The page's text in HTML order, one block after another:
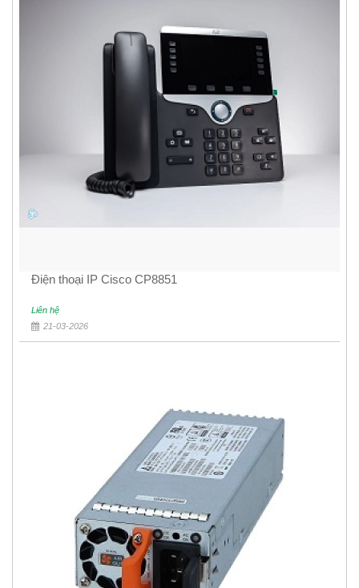
Điện thoại IP Cisco CP8851
Liên hệ
21-03-2026